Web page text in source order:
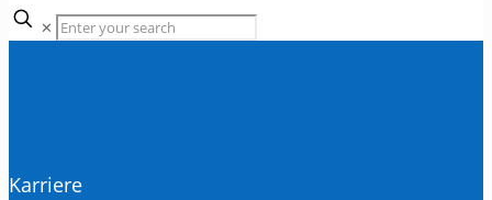
✕
Karriere